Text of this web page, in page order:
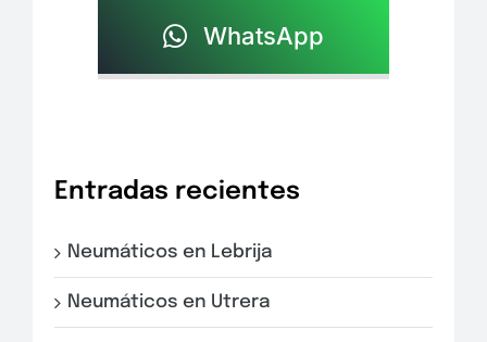
WhatsApp
Entradas recientes
Neumáticos en Lebrija
Neumáticos en Utrera